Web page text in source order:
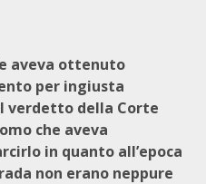
aveva ottenuto
per ingiusta
verdetto della Corte
che aveva
in quanto all’epoca
non erano neppure